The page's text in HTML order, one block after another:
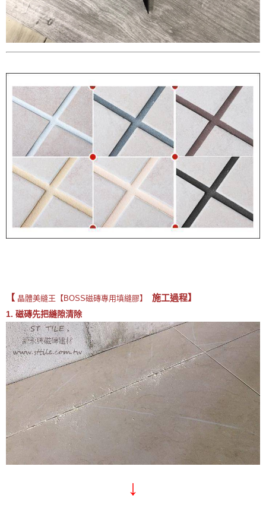
【 晶體美縫王【BOSS磁磚專用填縫膠】 施工過程】
1. 磁磚先把縫隙清除
↓